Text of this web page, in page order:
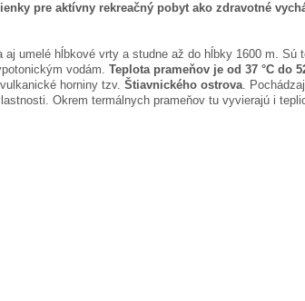
pre aktívny rekreačný pobyt ako zdravotné
aj umelé hĺbkové vrty a studne až do hĺbky 1600 m. Sú
vodám. Teplota prameňov je od 37 °C do
horniny tzv. Štiavnického ostrova.
Okrem termálnych prameňov tu vyvierajú i